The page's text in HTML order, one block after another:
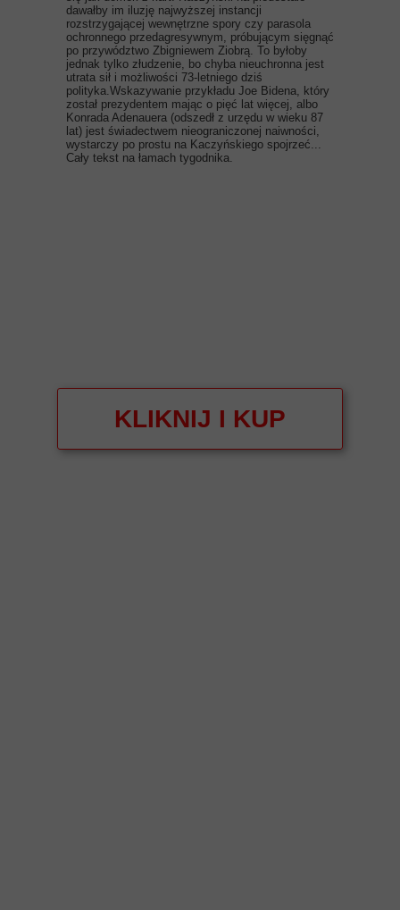
KLIKNIJ I KUP
dawałby im iluzję najwyższej instancji
rozstrzygającej wewnętrzne spory czy parasola
ochronnego przedagresywnym, próbującym sięgnąć
po przywództwo Zbigniewem Ziobrą. To byłoby
jednak tylko złudzenie, bo chyba nieuchronna jest
utrata sił i możliwości 73-letniego dziś
polityka.Wskazywanie przykładu Joe Bidena, który
został prezydentem mając o pięć lat więcej, albo
Konrada Adenauera (odszedł z urzędu w wieku 87
lat) jest świadectwem nieograniczonej naiwności,
wystarczy po prostu na Kaczyńskiego spojrzeć...
Cały tekst na łamach tygodnika.